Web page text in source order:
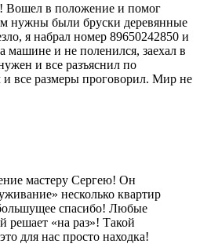
Вошел в положение и помог
нужны были бруски деревянные
я набрал номер 89650242850 и
и не поленился, заехал в
и все разъяснил по
все размеры проговорил. Мир не
мастеру Сергею! Он
несколько квартир
спасибо! Любые
решает «на раз»! Такой
для нас просто находка!